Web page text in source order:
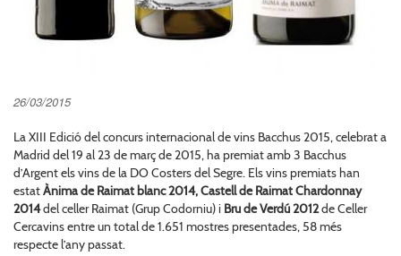
26/03/2015
La XIII Edició del concurs internacional de vins Bacchus 2015, celebrat a
Madrid del 19 al 23 de març de 2015, ha premiat amb 3 Bacchus
d’Argent els vins de la DO Costers del Segre. Els vins premiats han
estatÀnima de Raimat blanc 2014, Castell de Raimat Chardonnay
2014del celler Raimat (Grup Codorniu) i Bru de Verdú 2012de Celler
Cercavins entre un total de 1.651 mostres presentades, 58 més
respecte l’any passat.